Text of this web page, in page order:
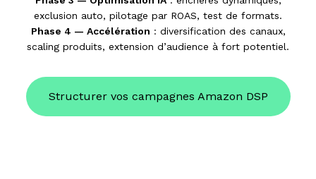
exclusion auto, pilotage par ROAS, test de formats.
Phase 4 — Accélération : diversification des canaux,
scaling produits, extension d’audience à fort potentiel.
Structurer vos campagnes Amazon DSP